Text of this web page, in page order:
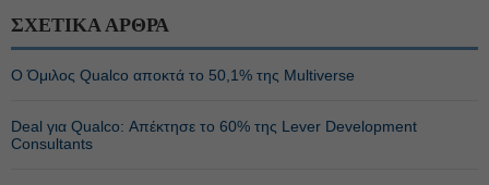
ΣΧΕΤΙΚΑ ΑΡΘΡΑ
Ο Όμιλος Qualco αποκτά το 50,1% της Multiverse
Deal για Qualco: Απέκτησε το 60% της Lever Development
Consultants